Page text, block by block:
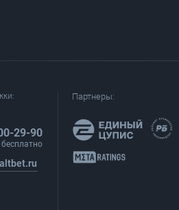
29-90
Партнеры: